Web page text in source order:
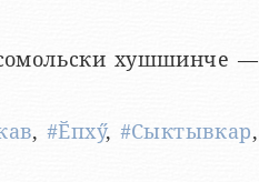
хушшинче —
, #Ӗпхӳ, #Сыктывкар,